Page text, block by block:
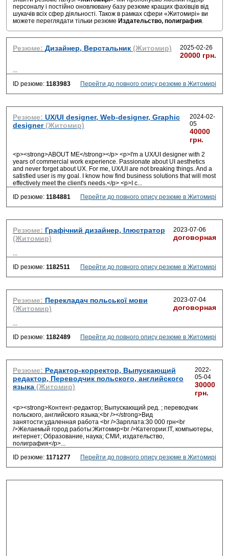
персоналу і постійно оновлювану базу резюме кращих фахівців від
шукачів всіх сфер діяльності. Також в рамках сфери «Житомирі» ви
можете переглядати тільки резюме Издательство, полиграфия.
Резюме: Дизайнер, Верстальник (Житомир) 2025-02-26
20000 грн.
...
ID резюме: 1183983 Перейти до повного опису резюме в Житомирі
Резюме: UX/UI designer, Web-designer, Graphic
designer (Житомир)
2024-02-
05
40000
грн.
<p><strong>ABOUT ME</strong></p> <p>I'm a UX/UI designer with 2
years of commercial work experience. Passionate about UI aesthetics
and never forget about UX. For me, UX/UI are not breaking things. And a
satisfied user is my goal. I know how find business solutions that will most
effectively meet the client's needs.</p> <p>I c...
ID резюме: 1184881 Перейти до повного опису резюме в Житомирі
Резюме: Графічний дизайнер, Ілюстратор
(Житомир)
2023-07-06
договорная
...
ID резюме: 1182511 Перейти до повного опису резюме в Житомирі
Резюме: Перекладач польської мови
(Житомир)
2023-07-04
договорная
...
ID резюме: 1182489 Перейти до повного опису резюме в Житомирі
Резюме: Редактор-корректор, Выпускающий
редактор, Переводчик польского, английского
языка (Житомир)
2022-
05-04
30000
грн.
<p><strong>Контент-редактор; Выпускающий ред. ; переводчик
польского, английского языка;<br /></strong>Вид
занятости:удаленная работа <br />Зарплата:30 000 грн<br
/>Желаемый город работы:Житомир<br />Категории:IT, компьютеры,
интернет; Образование, наука; СМИ, издательство,
полиграфия</p>...
ID резюме: 1171277 Перейти до повного опису резюме в Житомирі